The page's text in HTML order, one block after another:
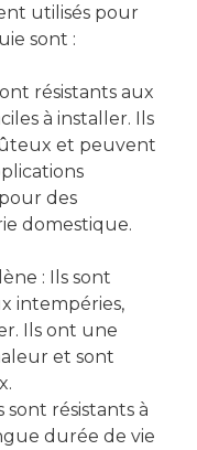
utilisés pour
sont :
résistants aux
à installer. Ils
et peuvent
des
domestique.
: Ils sont
intempéries,
Ils ont une
et sont
sont résistants à
durée de vie